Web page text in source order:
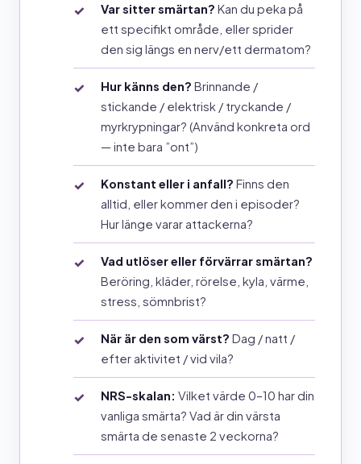
Var sitter smärtan? Kan du peka på
ett specifikt område, eller sprider
den sig längs en nerv/ett dermatom?
Hur känns den? Brinnande /
stickande / elektrisk / tryckande /
myrkrypningar? (Använd konkreta ord
— inte bara ”ont”)
Konstant eller i anfall? Finns den
alltid, eller kommer den i episoder?
Hur länge varar attackerna?
Vad utlöser eller förvärrar smärtan?
Beröring, kläder, rörelse, kyla, värme,
stress, sömnbrist?
När är den som värst? Dag / natt /
efter aktivitet / vid vila?
NRS-skalan: Vilket värde 0–10 har din
vanliga smärta? Vad är din värsta
smärta de senaste 2 veckorna?